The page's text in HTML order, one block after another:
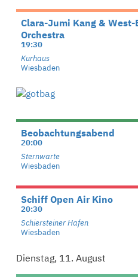
Clara-Jumi Kang & West-
Orchestra
19:30
Kurhaus
Wiesbaden
Beobachtungsabend
20:00
Sternwarte
Wiesbaden
Schiff Open Air Kino
20:30
Schiersteiner Hafen
Wiesbaden
Dienstag, 11. August